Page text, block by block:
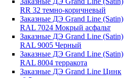
RR 32 темно-коричневый
Заказные ДЭ Grand Line (Satin)
RAL 7024 Мокрый асфальт
Заказные ДЭ Grand Line (Satin)
RAL 9005 Черный
Заказные ДЭ Grand Line (Satin)
RAL 8004 терракота
Заказные ДЭ Grand Line Цинк